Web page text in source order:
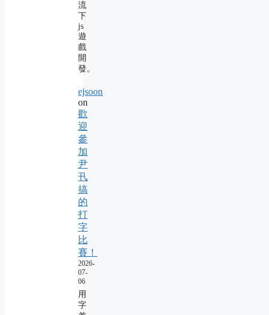
流
下
js
遊
戲
開
發。
ejsoon
on
歡
迎
參
加
尹
卂
搞
的
打
字
比
賽！
2026-
07-
06
用
字